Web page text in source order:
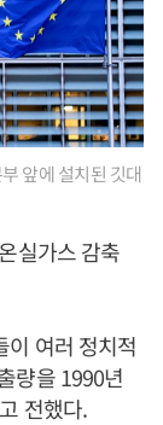
앞에 설치된 깃대
실가스 감축
이 여러 정치적
량을 1990년
전했다.